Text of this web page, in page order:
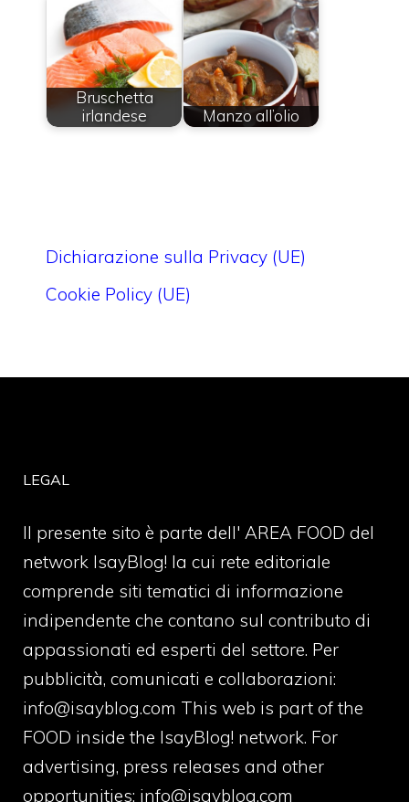
Bruschetta
irlandese
Manzo all’olio
Dichiarazione sulla Privacy (UE)
Cookie Policy (UE)
LEGAL
Il presente sito è parte dell' AREA FOOD del
network IsayBlog! la cui rete editoriale
comprende siti tematici di informazione
indipendente che contano sul contributo di
appassionati ed esperti del settore. Per
pubblicità, comunicati e collaborazioni:
info@isayblog.com This web is part of the
FOOD inside the IsayBlog! network. For
advertising, press releases and other
opportunities: info@isayblog.com